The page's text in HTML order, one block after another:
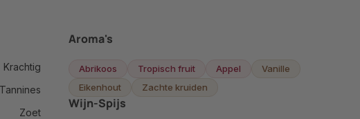
Krachtig
Tannines
Zoet
Aroma's
Abrikoos Tropisch fruit Appel
Vanille
Eikenhout
Zachte kruiden
Wijn-Spijs